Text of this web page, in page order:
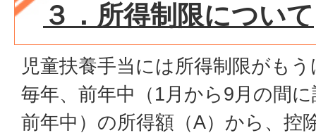
３．所得制限について
児童扶養手当には所得制限がも
毎年、前年中（1月から9月の間
前年中）の所得額（A）から、控